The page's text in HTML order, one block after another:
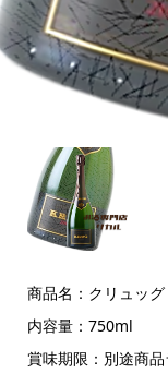
商品名：クリュッ
内容量：750ml
賞味期限：別途商